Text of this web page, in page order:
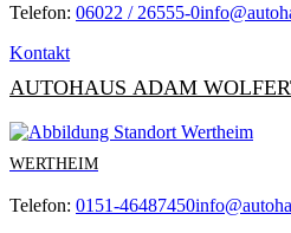
Telefon: 06022 / 26555-0
Kontakt
AUTOHAUS ADAM
WERTHEIM
Telefon: 0151-46487450